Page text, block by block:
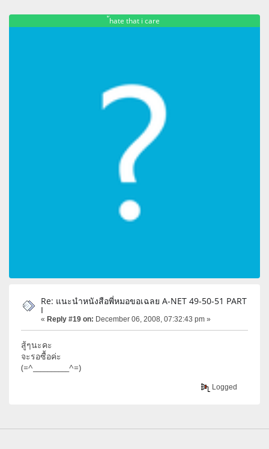
้hate that i care
Re: แนะนำหนังสือพี่หมอขอเฉลย A-NET 49-50-51 PART
I
« Reply #19 on: December 06, 2008, 07:32:43 pm »
สู้ๆนะคะ
จะรอซื้อค่ะ
(=^__________^=)
Logged